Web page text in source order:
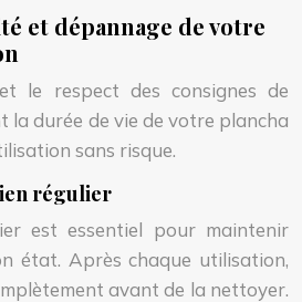
et dépannage de votre
le respect des consignes de
la durée de vie de votre plancha
sans risque.
régulier
est essentiel pour maintenir
état. Après chaque utilisation,
avant de la nettoyer.